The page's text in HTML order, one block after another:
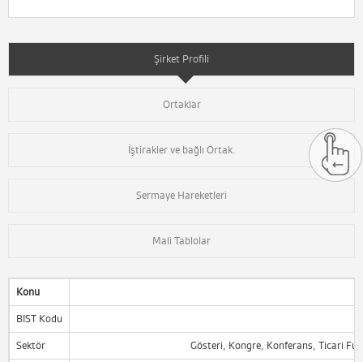
Şirket Profili
Ortaklar
İştirakler ve bağlı Ortak.
Sermaye Hareketleri
Mali Tablolar
Konu
BIST Kodu
Sektör Gösteri, Kongre, Konferans, Ticari